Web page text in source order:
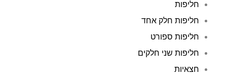
חליפות
חליפות חלק אחד
חליפות ספורט
חליפות שני חלקים
חצאיות